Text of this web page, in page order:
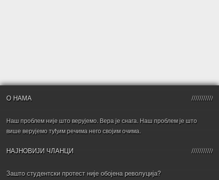
О НАМА
Наш проблем није што верујемо. Вера је снага. Наш проблем је што
више верујемо туђим речима него својим очима.
НАЈНОВИЈИ ЧЛАНЦИ
Зашто студентски протест није обојена револуција?